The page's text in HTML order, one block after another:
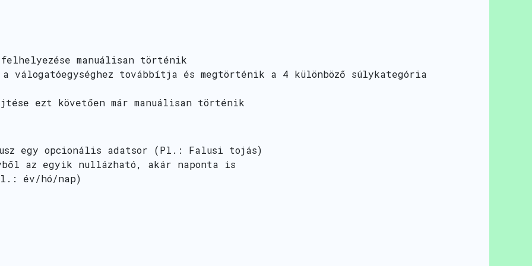
manuálisan történik
válogatóegységhez továbbítja és megtörténik a 4 különböző súlykategória
ezt követően már manuálisan történik
egy opcionális adatsor (Pl.: Falusi tojás)
az egyik nullázható, akár naponta is
év/hó/nap)